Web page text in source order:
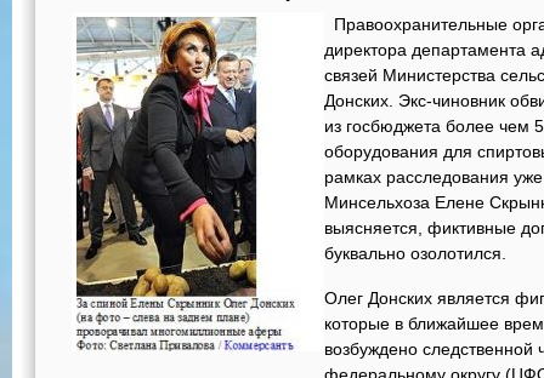
Правоохранительные
директора департамента
связей Министерства
Донских. Экс-чиновник
из госбюджета более чем
оборудования для
рамках расследования
Минсельхоза Елене
выясняется, фиктивные
буквально озолотился.
Олег Донских является
которые в ближайшее
возбуждено